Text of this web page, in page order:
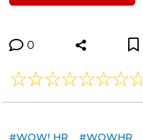
0
#WOW! HR #WOWHR